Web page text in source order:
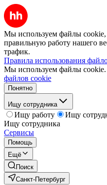
Мы используем файлы cookie,
правильную работу нашего
трафик.
Правила использования
Мы используем файлы cookie.
файлов cookie
Понятно
Ищу сотрудника
Ищу работу
Ищу
Ищу сотрудника
Сервисы
Помощь
Ещё
Поиск
Санкт-Петербург